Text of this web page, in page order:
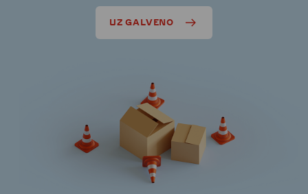
UZ GALVENO